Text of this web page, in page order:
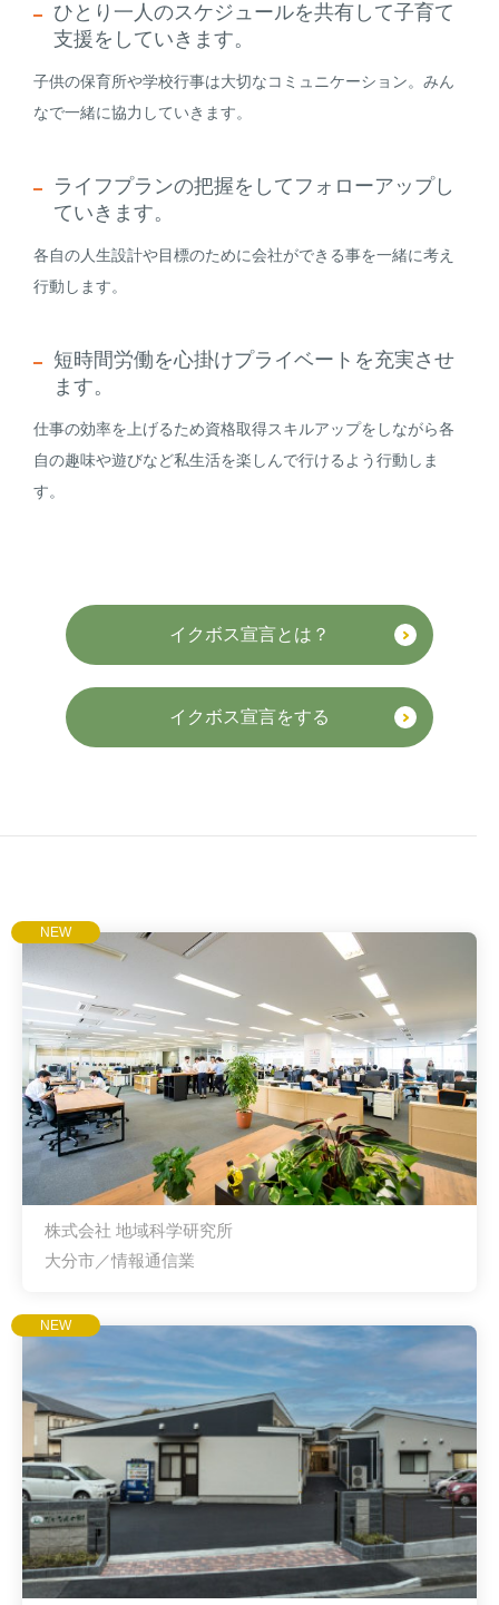
ひとり一人のスケジュールを共有して子育て
支援をしていきます。
子供の保育所や学校行事は大切なコミュニケーション。みん
なで一緒に協力していきます。
ライフプランの把握をしてフォローアップし
ていきます。
各自の人生設計や目標のために会社ができる事を一緒に考え
行動します。
短時間労働を心掛けプライベートを充実させ
ます。
仕事の効率を上げるため資格取得スキルアップをしながら各
自の趣味や遊びなど私生活を楽しんで行けるよう行動しま
す。
イクボス宣言とは？
イクボス宣言をする
NEW
株式会社 地域科学研究所
大分市／情報通信業
NEW